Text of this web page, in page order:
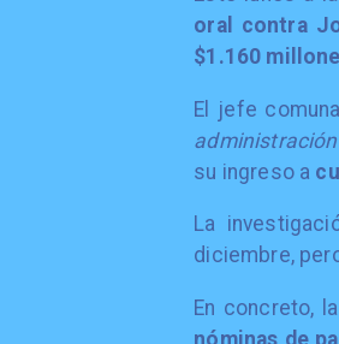
oral contra
$1.160
El jefe
administración
su ingreso a
La
diciembre,
En concreto,
nóminas de